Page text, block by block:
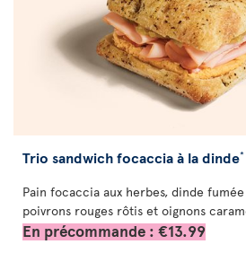
Trio sandwich focaccia à la dinde*
Pain focaccia aux herbes, dinde
poivrons rouges rôtis et oignons
En précommande : €13.99